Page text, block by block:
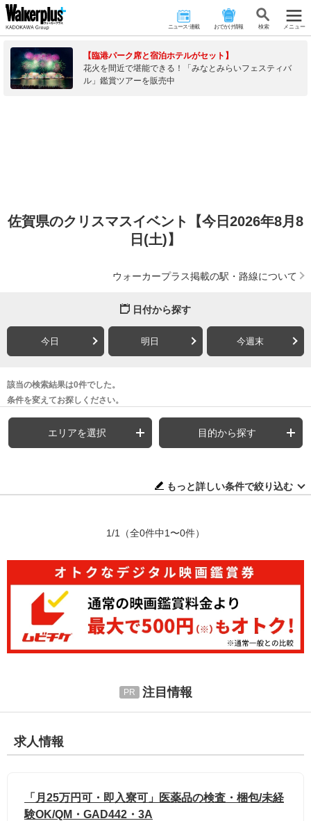
ニュース･連載 おでかけ情報 検 索 メニュー
【臨港パーク席と宿泊ホテルがセット】
花火を間近で堪能できる！「みなとみらいフェスティバ
ル」鑑賞ツアーを販売中
佐賀県のクリスマスイベント【今日2026年8月8
日(土)】
ウォーカープラス掲載の駅・路線について
日付から探す
今日 明日 今週末
該当の検索結果は0件でした。
条件を変えてお探しください。
エリアを選択 目的から探す
もっと詳しい条件で絞り込む
1/1 （全0件中1〜0件）
注目情報
求人情報
「月25万円可・即入寮可」医薬品の検査・梱包/未経
験OK/QM・GAD442・3A